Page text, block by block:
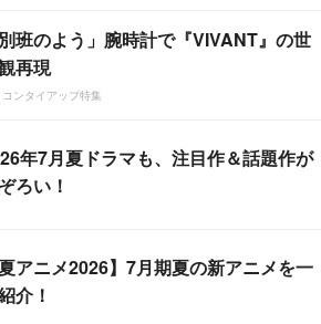
別班のよう」腕時計で『VIVANT』の世
再現
コンタイアップ特集
年7月夏ドラマも、注目作＆話題作が
ろい！
夏アニメ2026】7月期夏の新アニメを一
介！